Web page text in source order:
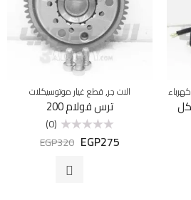
كهرباء الات جر,قطع غيار موتوسيكلات
ترس فولام 200
التقييم
(0)
EGP275
EGP320